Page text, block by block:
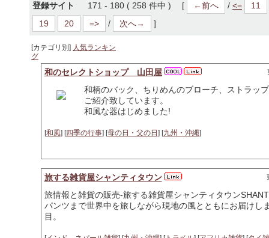
登録サイト 171 - 180 ( 258 件中 ) [ ←前へ / <=
11
19
20 => / 次へ→ ]
[カテゴリ別] 人気ランキン
グ
和のセレクトショップ 山田屋
和柄のバック、ちりめんのブローチ、ストラッ
ご紹介致しています。
和風な器はじめました!
[和風] [四季の行事] [母の日・父の日 ] [九州・沖縄]
旅する雑貨屋シャンティタウン
旅情報と雑貨の販売-旅する雑貨屋シャンティタウン
パンツまで世界中を旅しながら現地の風とともにお届けし
目。